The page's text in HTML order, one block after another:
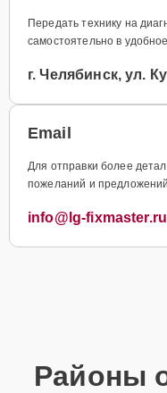
Передать технику на
самостоятельно в
г. Челябинск, ул.
Email
Для отправки более
пожеланий и предложений
info@lg-fixmaster.ru
Районы